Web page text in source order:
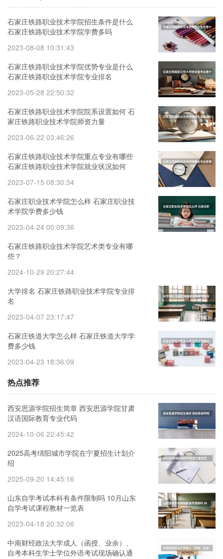
石家庄铁路职业技术学院招生条件是什么
石家庄铁路职业技术学院学费多吗
2023-08-08 10:31:43
石家庄铁路职业技术学院优势专业是什么
石家庄铁路职业技术学院专业排名
2023-05-28 22:50:32
石家庄铁路职业技术学院院系设置如何 石
家庄铁路职业技术学院师资力量
2023-06-22 03:46:26
石家庄铁路职业技术学院重点专业有哪些
石家庄铁路职业技术学院就业状况如何
2023-07-15 08:30:34
石家庄职业技术学院怎么样 石家庄职业技
术学院学费多少钱
2023-04-24 00:09:36
石家庄铁路职业技术学院艺术类专业有哪
些？
2024-10-29 20:27:44
大学排名 石家庄铁路职业技术学院专业排
名
2023-04-07 23:17:47
石家庄铁道大学怎么样 石家庄铁道大学学
费多少钱
2023-04-23 18:36:09
热点推荐
西安思源学院招生简章 西安思源学院甘肃
汉语国际教育专业代码
2024-10-06 22:45:42
2025高考绵阳城市学院在宁夏招生计划介
绍
2025-09-20 14:45:16
山东自学考试本科有条件限制吗 10月山东
自学考试课程教材一览表
2023-04-18 20:32:06
中南财经政法大学成人（函授、业余）、
自考本科生学士学位外语考试现场确认通